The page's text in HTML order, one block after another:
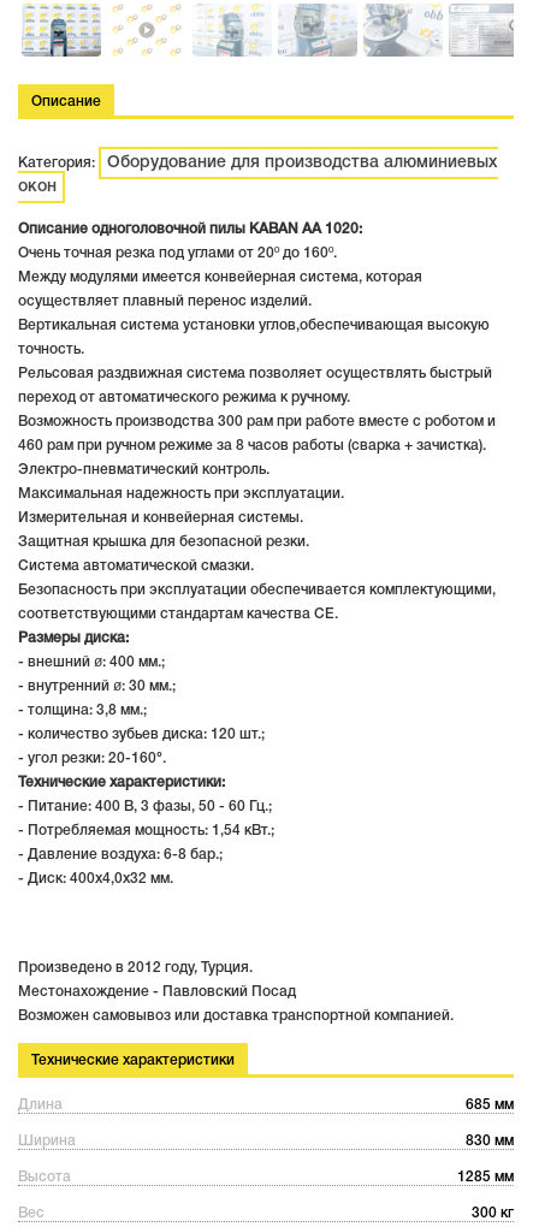
Описание
Категория:
Оборудование для производства алюминиевых
окон
Описание одноголовочной пилы KABAN AA 1020:
Очень точная резка под углами от 20º до 160º.
Между модулями имеется конвейерная система, которая
осуществляет плавный перенос изделий.
Вертикальная система установки углов,обеспечивающая высокую
точность.
Рельсовая раздвижная система позволяет осуществлять быстрый
переход от автоматического режима к ручному.
Возможность производства 300 рам при работе вместе с роботом и
460 рам при ручном режиме за 8 часов работы (сварка + зачистка).
Электро-пневматический контроль.
Максимальная надежность при эксплуатации.
Измерительная и конвейерная системы.
Защитная крышка для безопасной резки.
Система автоматической смазки.
Безопасность при эксплуатации обеспечивается комплектующими,
соответствующими стандартам качества СЕ.
Размеры диска:
- внешний ø: 400 мм.;
- внутренний ø: 30 мм.;
- толщина: 3,8 мм.;
- количество зубьев диска: 120 шт.;
- угол резки: 20-160°.
Технические характеристики:
- Питание: 400 В, 3 фазы, 50 - 60 Гц.;
- Потребляемая мощность: 1,54 кВт.;
- Давление воздуха: 6-8 бар.;
- Диск: 400x4,0x32 мм.
Произведено в 2012 году, Турция.
Местонахождение - Павловский Посад
Возможен самовывоз или доставка транспортной компанией.
Технические характеристики
Длина 685 мм
Ширина 830 мм
Высота 1285 мм
Вес 300 кг